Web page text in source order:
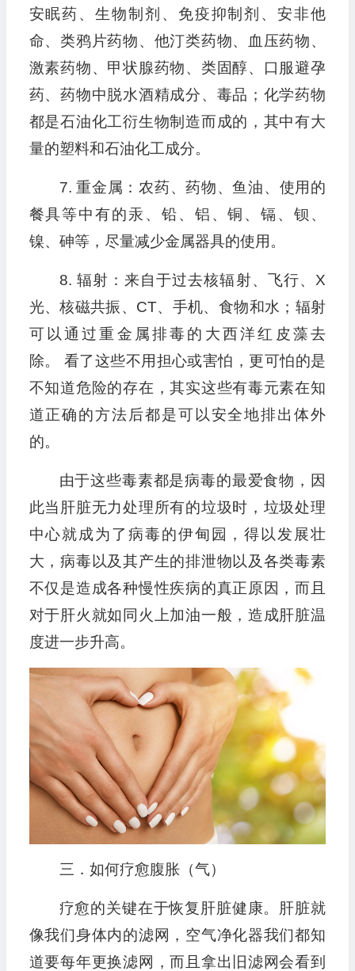
安眠药、生物制剂、免疫抑制剂、安非他
命、类鸦片药物、他汀类药物、血压药物、
激素药物、甲状腺药物、类固醇、口服避孕
药、药物中脱水酒精成分、毒品；化学药物
都是石油化工衍生物制造而成的，其中有大
量的塑料和石油化工成分。
7. 重金属：农药、药物、鱼油、使用的
餐具等中有的汞、铅、铝、铜、镉、钡、
镍、砷等，尽量减少金属器具的使用。
8. 辐射：来自于过去核辐射、飞行、X
光、核磁共振、CT、手机、食物和水；辐射
可以通过重金属排毒的大西洋红皮藻去
除。 看了这些不用担心或害怕，更可怕的是
不知道危险的存在，其实这些有毒元素在知
道正确的方法后都是可以安全地排出体外
的。
由于这些毒素都是病毒的最爱食物，因
此当肝脏无力处理所有的垃圾时，垃圾处理
中心就成为了病毒的伊甸园，得以发展壮
大，病毒以及其产生的排泄物以及各类毒素
不仅是造成各种慢性疾病的真正原因，而且
对于肝火就如同火上加油一般，造成肝脏温
度进一步升高。
三．如何疗愈腹胀（气）
疗愈的关键在于恢复肝脏健康。肝脏就
像我们身体内的滤网，空气净化器我们都知
道要每年更换滤网，而且拿出旧滤网会看到